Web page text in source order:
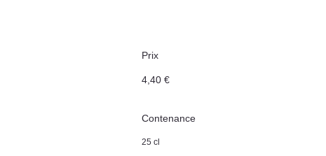
Prix
4,40 €
Contenance
25 cl